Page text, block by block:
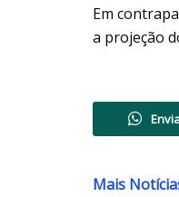
Em
a projeção
Mais